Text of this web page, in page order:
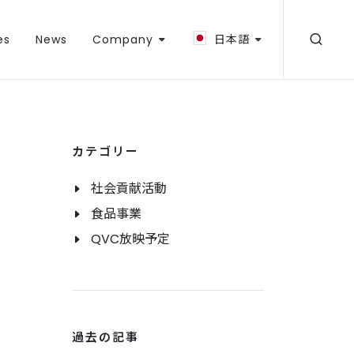
News Company 日本語
カテゴリー
社会貢献活動
食品事業
QVC放映予定
過去の記事